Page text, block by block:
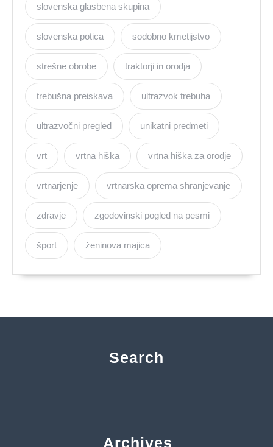
slovenska glasbena skupina
slovenska potica sodobno kmetijstvo
strešne obrobe traktorji in orodja
trebušna preiskava ultrazvok trebuha
ultrazvočni pregled unikatni predmeti
vrt vrtna hiška vrtna hiška za orodje
vrtnarjenje vrtnarska oprema shranjevanje
zdravje zgodovinski pogled na pesmi
šport ženinova majica
Search
Archives